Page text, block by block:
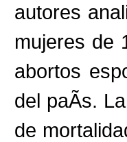
autores
mujeres de
abortos
del paÃ­s.
de